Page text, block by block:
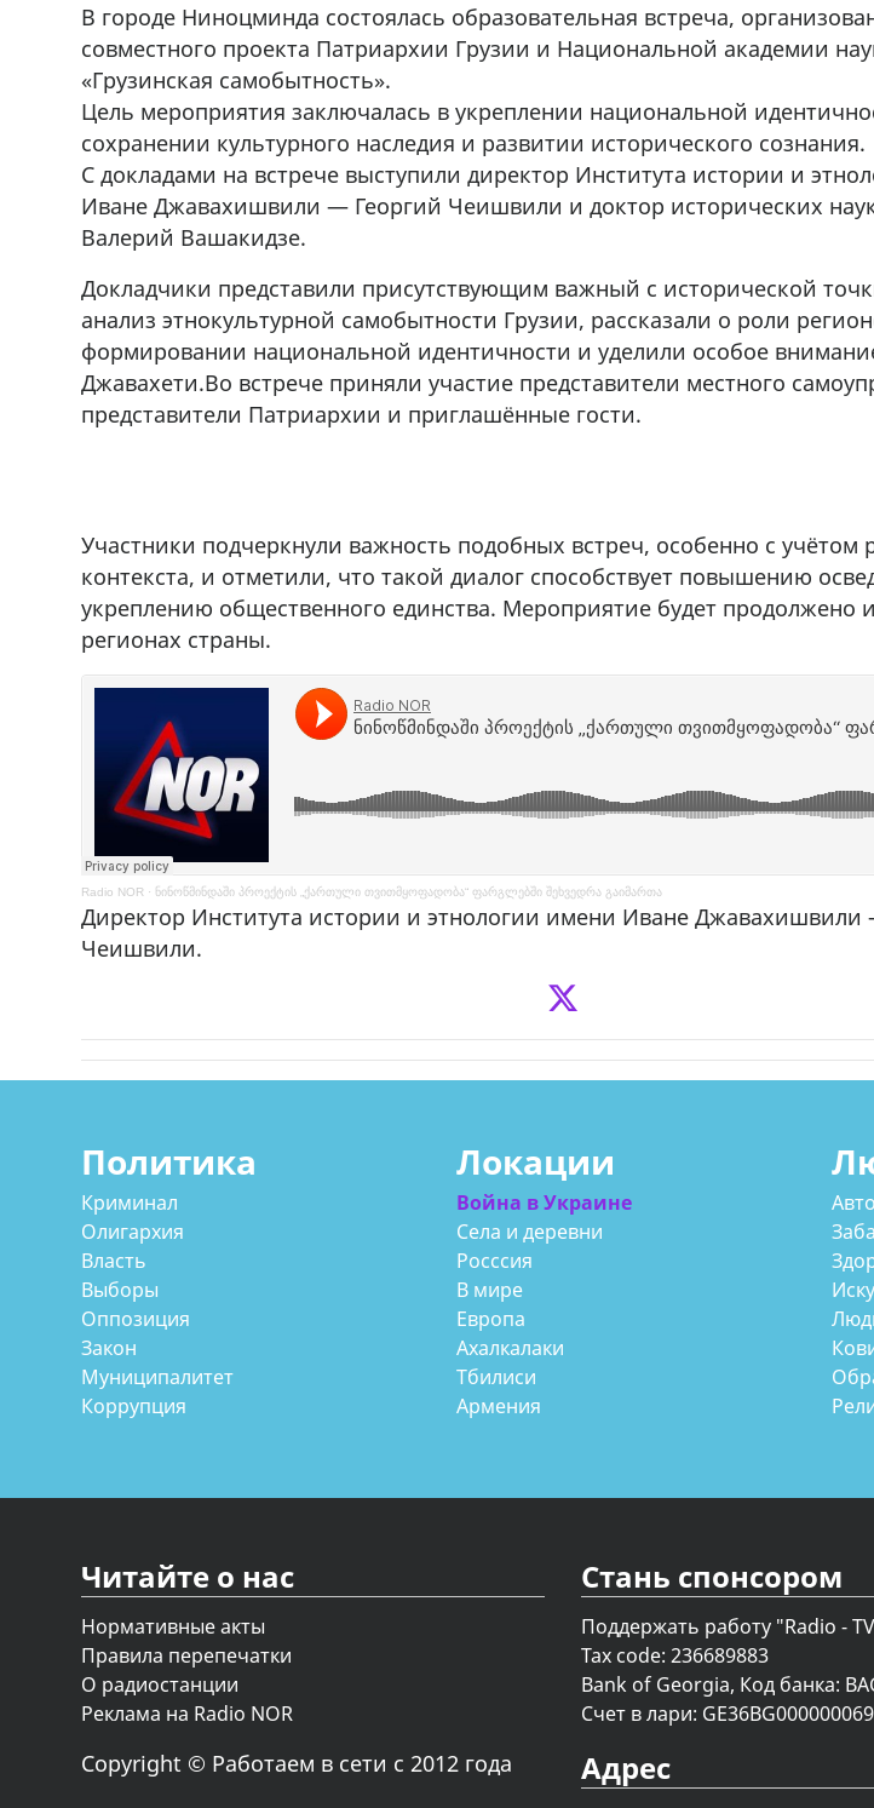
В городе Ниноцминда состоялась образовательная встреча,
совместного проекта Патриархии Грузии и Национальной академии
«Грузинская самобытность».
Цель мероприятия заключалась в укреплении национальной
сохранении культурного наследия и развитии исторического сознания.
С докладами на встрече выступили директор Института истории и
Иване Джавахишвили — Георгий Чеишвили и доктор исторических
Валерий Вашакидзе.
Докладчики представили присутствующим важный с исторической
анализ этнокультурной самобытности Грузии, рассказали о роли
формировании национальной идентичности и уделили особое
Джавахети.Во встрече приняли участие представители местного
представители Патриархии и приглашённые гости.
Участники подчеркнули важность подобных встреч, особенно с учётом
контекста, и отметили, что такой диалог способствует повышению
укреплению общественного единства. Мероприятие будет продолжено
регионах страны.
Radio NOR · ნინოწმინდაში პროექტის „ქართული თვითმყოფადობა“ ფარგლებში შეხვედრა გაიმართა
Директор Института истории и этнологии имени Иване Джавахишвили
Чеишвили.
Hask
Срочно на трассе Ниноцминда-Цалка
продается объект,+995 574 40 74
71Whatsapp/Viber
Продается соль
мешках, 500
Политика
Криминал
Олигархия
Власть
Выборы
Оппозиция
Закон
Муниципалитет
Коррупция
Локации
Война в Украине
Села и деревни
Росссия
В мире
Европа
Ахалкалаки
Тбилиси
Армения
Читайте о нас
Нормативные акты
Правила перепечатки
О радиостанции
Реклама на Radio NOR
Copyright © Работаем в сети с 2012 года
Стань спонсором
Поддержать работу "Radio -
Tax code: 236689883
Bank of Georgia, Код банка:
Счет в лари:
Адрес